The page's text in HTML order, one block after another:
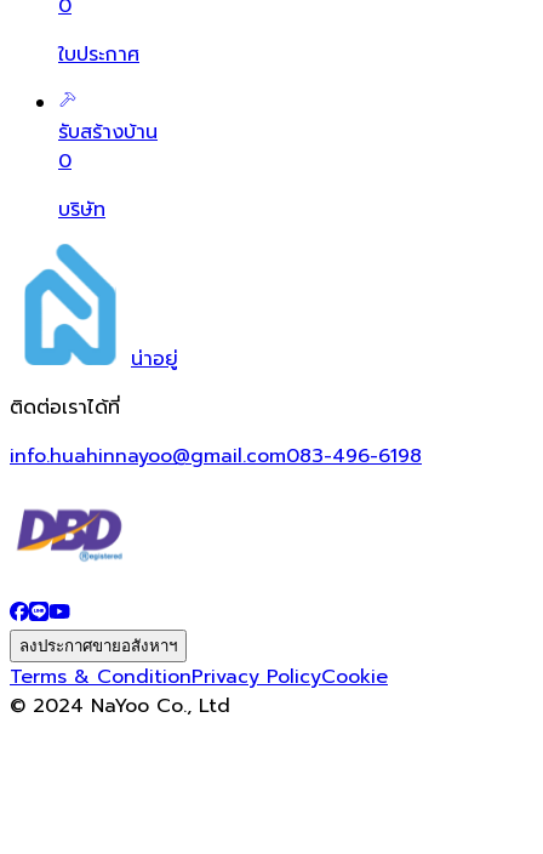
0
ใบประกาศ
รับสร้างบ้าน
0
บริษัท
น่าอยู่
ติดต่อเราได้ที่
info.huahinnayoo@gmail.com083-496-6198
ลงประกาศขายอสังหาฯ
Terms & ConditionPrivacy PolicyCookie
© 2024 NaYoo Co., Ltd